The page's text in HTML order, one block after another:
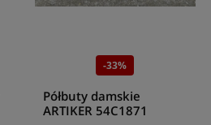
-33%
Półbuty damskie
ARTIKER 54C1871